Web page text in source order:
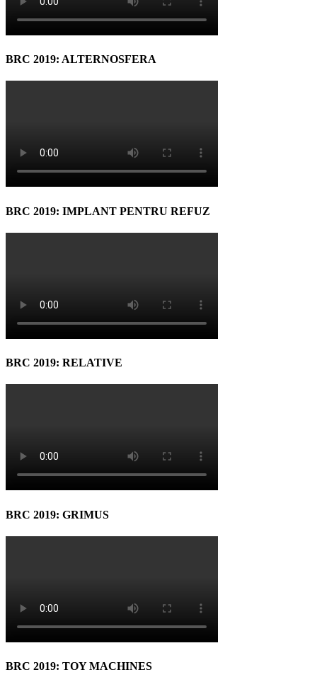
BRC 2019: ALTERNOSFERA
BRC 2019: IMPLANT PENTRU REFUZ
BRC 2019: RELATIVE
BRC 2019: GRIMUS
BRC 2019: TOY MACHINES